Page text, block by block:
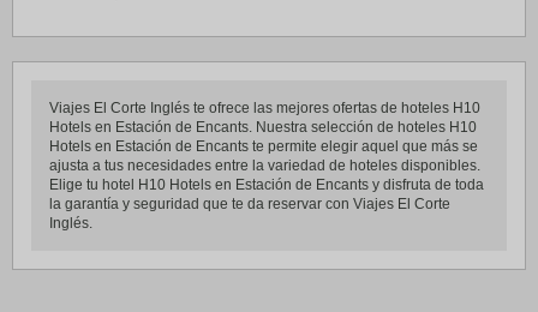
Viajes El Corte Inglés te ofrece las mejores ofertas de hoteles H10
Hotels en Estación de Encants. Nuestra selección de hoteles H10
Hotels en Estación de Encants te permite elegir aquel que más se
ajusta a tus necesidades entre la variedad de hoteles disponibles.
Elige tu hotel H10 Hotels en Estación de Encants y disfruta de toda
la garantía y seguridad que te da reservar con Viajes El Corte
Inglés.